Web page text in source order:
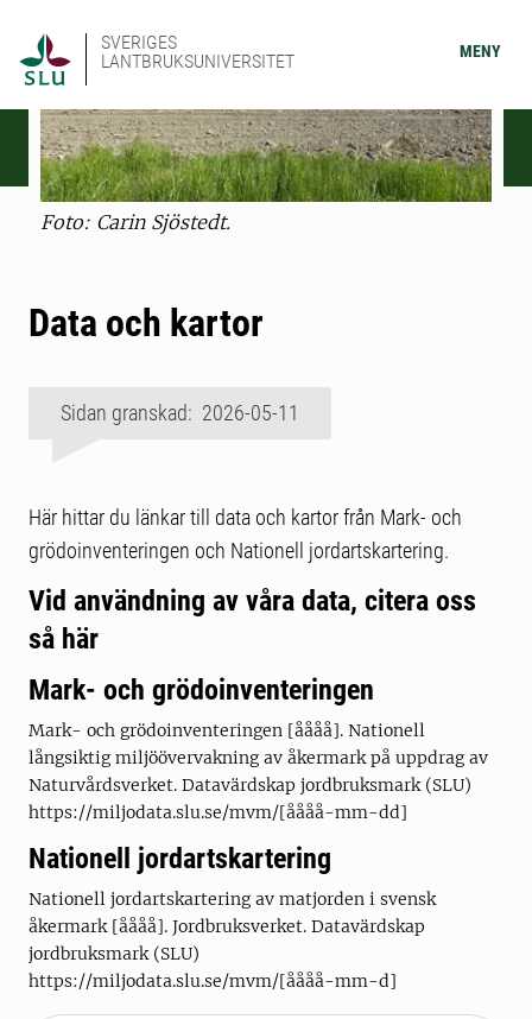
SVERIGES
LANTBRUKSUNIVERSITET
MENY
Foto: Carin Sjöstedt.
Data och kartor
Sidan granskad: 2026-05-11
Här hittar du länkar till data och kartor från Mark- och
grödoinventeringen och Nationell jordartskartering.
Vid användning av våra data, citera oss
så här
Mark- och grödoinventeringen
Mark- och grödoinventeringen [åååå]. Nationell
långsiktig miljöövervakning av åkermark på uppdrag av
Naturvårdsverket. Datavärdskap jordbruksmark (SLU)
https://miljodata.slu.se/mvm/[åååå-mm-dd]
Nationell jordartskartering
Nationell jordartskartering av matjorden i svensk
åkermark [åååå]. Jordbruksverket. Datavärdskap
jordbruksmark (SLU)
https://miljodata.slu.se/mvm/[åååå-mm-d]